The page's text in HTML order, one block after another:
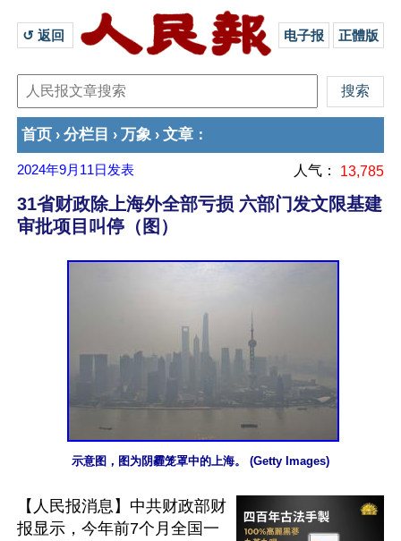
↺ 返回 电子报 正體版
首页 › 分栏目 › 万象 › 文章 ：
2024年9月11日 发表 人气： 13,785
31省财政除上海外全部亏损 六部门发文限基建
审批项目叫停（图）
示意图，图为阴霾笼罩中的上海。 (Getty Images)
【人民报消息】中共财政部财
报显示，今年前7个月全国一